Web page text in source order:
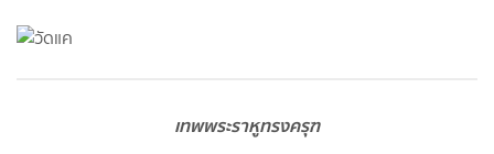
เทพพระราหูทรงครุฑ